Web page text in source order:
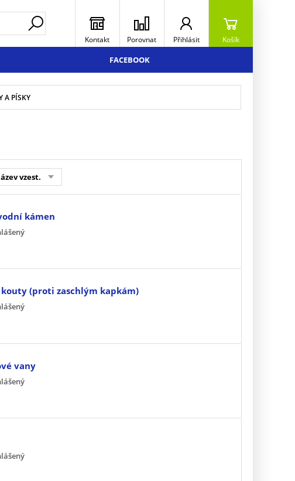
Kontakt Porovnat Přihlásit Košík
FACEBOOK
A PÍSKY
vzest.
kámen
(proti zaschlým kapkám)
vany